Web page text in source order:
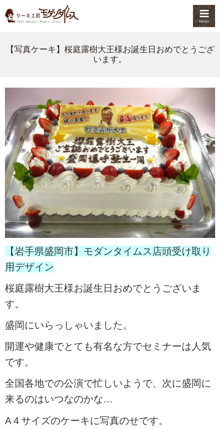
MENU
【写真ケーキ】桜庭露樹大王様お誕生日おめでとうござ
います。
【岩手県盛岡市】モダンタイムス店頭受け取り
用デザイン
桜庭露樹大王様お誕生日おめでとうございま
す。
盛岡にいらっしゃいました。
開運や健康でとても有名な方でセミナーは人気
です。
全国各地での公演で忙しいようで、次に盛岡に
来るのはいつなのかな…
A４サイズのケーキに写真のせです。